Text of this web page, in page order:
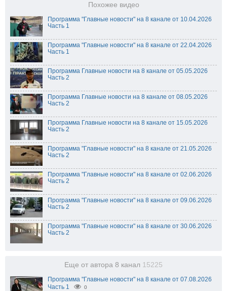
Похожее видео
Программа "Главные новости" на 8 канале от 10.04.2026
Часть 1
Программа "Главные новости" на 8 канале от 22.04.2026
Часть 1
Программа Главные новости на 8 канале от 05.05.2026
Часть 2
Программа Главные новости на 8 канале от 08.05.2026
Часть 2
Программа Главные новости на 8 канале от 15.05.2026
Часть 2
Программа "Главные новости" на 8 канале от 21.05.2026
Часть 2
Программа "Главные новости" на 8 канале от 02.06.2026
Часть 2
Программа "Главные новости" на 8 канале от 09.06.2026
Часть 2
Программа "Главные новости" на 8 канале от 30.06.2026
Часть 2
Еще от автора 8 канал 15225
Программа "Главные новости" на 8 канале от 07.08.2026
Часть 1
0